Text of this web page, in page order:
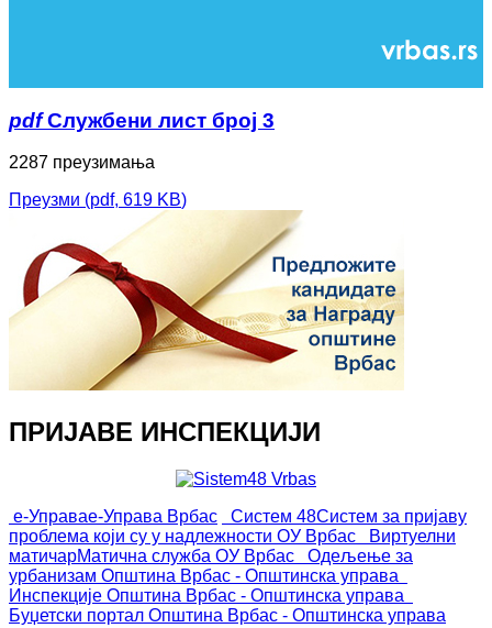
pdf Службени лист број 3
2287 преузимања
Преузми (pdf, 619 KB)
ПРИЈАВЕ ИНСПЕКЦИЈИ
е-Управае-Управа Врбас Систем 48Систем за пријаву
проблема који су у надлежности ОУ Врбас
Виртуелни
матичарМатична служба ОУ Врбас
Одељење за
урбанизам Општина Врбас - Општинска управа
Инспекције Општина Врбас - Општинска управа
Буџетски портал Општина Врбас - Општинска управа